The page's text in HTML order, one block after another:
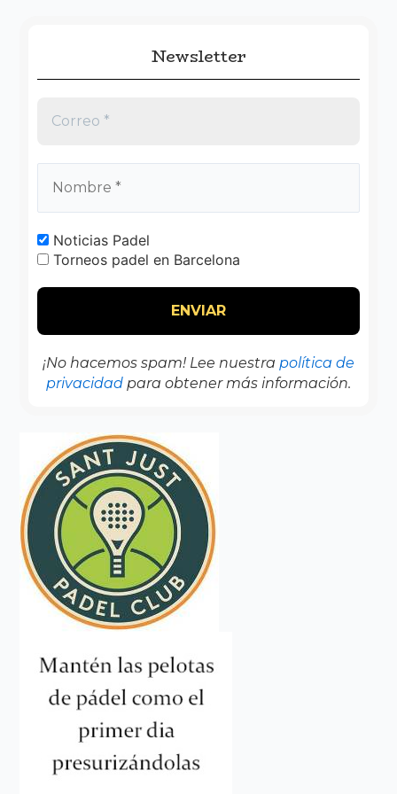
Newsletter
Noticias Padel
Torneos padel en Barcelona
¡No hacemos spam! Lee nuestra política de
privacidad para obtener más información.